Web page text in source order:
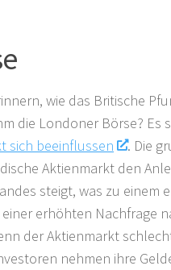
wie das Britische
die Londoner Börse? Es
sich beeinflussen
. Die
Aktienmarkt den
steigt, was zu einem
erhöhten Nachfrage
der Aktienmarkt
nehmen ihre